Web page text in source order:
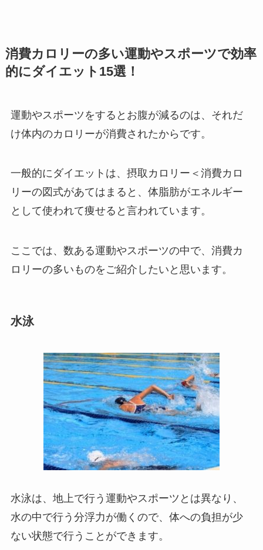
消費カロリーの多い運動やスポーツで効率
的にダイエット15選！
運動やスポーツをするとお腹が減るのは、それだ
け体内のカロリーが消費されたからです。
一般的にダイエットは、摂取カロリー＜消費カロ
リーの図式があてはまると、体脂肪がエネルギー
として使われて痩せると言われています。
ここでは、数ある運動やスポーツの中で、消費カ
ロリーの多いものをご紹介したいと思います。
水泳
水泳は、地上で行う運動やスポーツとは異なり、
水の中で行う分浮力が働くので、体への負担が少
ない状態で行うことができます。